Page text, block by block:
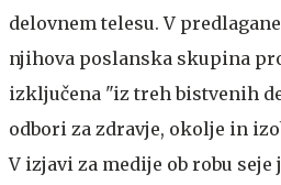
delovnem telesu. V
njihova poslanska skupina
izključena "iz treh bistvenih
odbori za zdravje, okolje in
V izjavi za medije ob robu